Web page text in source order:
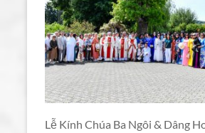
Lễ Kính Chúa Ba Ngôi & Dâng